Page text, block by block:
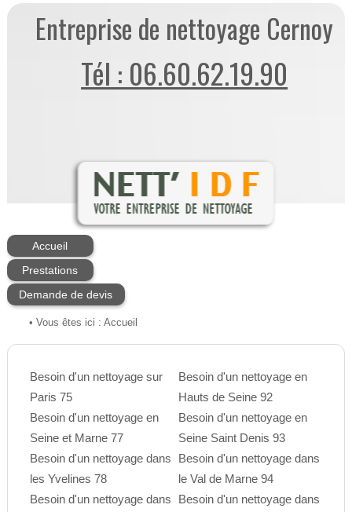
Entreprise de nettoyage Cernoy
Tél : 06.60.62.19.90
Accueil
Prestations
Demande de devis
• Vous êtes ici : Accueil
Besoin d'un nettoyage sur
Paris 75
Besoin d'un nettoyage en
Seine et Marne 77
Besoin d'un nettoyage dans
les Yvelines 78
Besoin d'un nettoyage dans
Besoin d'un nettoyage en
Hauts de Seine 92
Besoin d'un nettoyage en
Seine Saint Denis 93
Besoin d'un nettoyage dans
le Val de Marne 94
Besoin d'un nettoyage dans